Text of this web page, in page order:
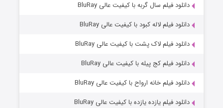
قسمت7 (زیرنویس) منتشر شد دانلود فیلم سال گربه با کیفیت عالی BluRay
دانلود فیلم لاله کبود با کیفیت عالی BluRay
دانلود فیلم لاک پشت با کیفیت عالی BluRay
دانلود فیلم کج‌ پیله با کیفیت عالی BluRay
دانلود فیلم خانه ارواح با کیفیت عالی BluRay
دانلود فیلم یازده یازده با کیفیت عالی BluRay